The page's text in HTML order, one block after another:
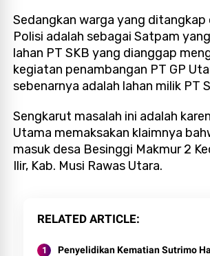
Sedangkan warga yang ditangkap
Polisi adalah sebagai Satpam
lahan PT SKB yang dianggap
kegiatan penambangan PT GP
sebenarnya adalah lahan milik PT
Sengkarut masalah ini adalah
Utama memaksakan klaimnya
masuk desa Besinggi Makmur 2
Ilir, Kab. Musi Rawas Utara.
RELATED ARTICLE
Penyelidikan Kematian Sutrimo